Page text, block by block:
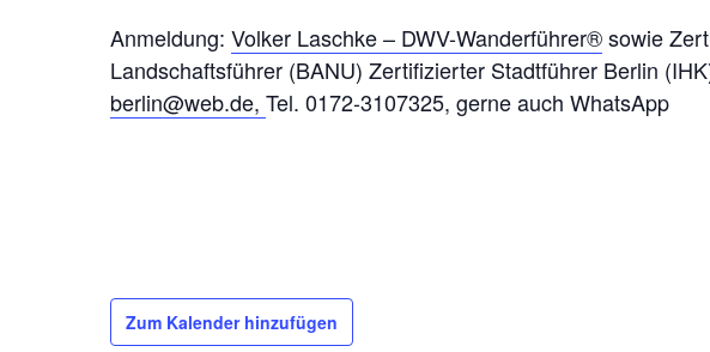
Anmeldung: Volker Laschke – DWV-Wanderführer®sowie
Landschaftsführer (BANU) Zertifizierter Stadtführer Berlin
berlin@web.de, Tel. 0172-3107325, gerne auch WhatsApp
Zum Kalender hinzufügen